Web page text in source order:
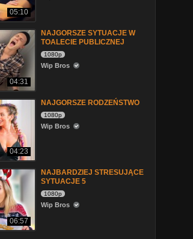
05:10
04:31
NAJGORSZE SYTUACJE W
TOALECIE PUBLICZNEJ
1080p
Wip Bros
04:23
NAJGORSZE RODZEŃSTWO
1080p
Wip Bros
06:57
NAJBARDZIEJ STRESUJĄCE
SYTUACJE 5
1080p
Wip Bros